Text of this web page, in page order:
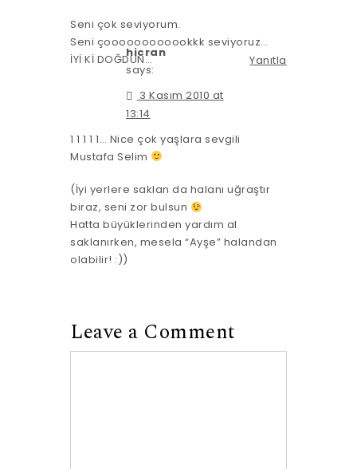
Seni çok seviyorum.
Seni çoooooooooookkk seviyoruz…
İYİ Kİ DOĞDUN…
Yanıtla
hicran
says:
3 Kasım 2010 at
13:14
1 1 1 1 1… Nice çok yaşlara sevgili
Mustafa Selim
(İyi yerlere saklan da halanı uğraştır
biraz, seni zor bulsun
Hatta büyüklerinden yardım al
saklanırken, mesela “Ayşe” halandan
olabilir! :))
Leave a Comment